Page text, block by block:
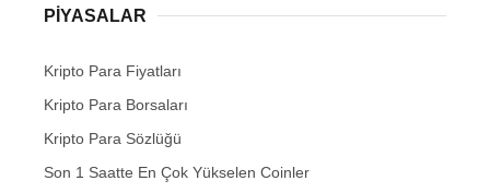
PIYASALAR
Kripto Para Fiyatları
Kripto Para Borsaları
Kripto Para Sözlüğü
Son 1 Saatte En Çok Yükselen Coinler